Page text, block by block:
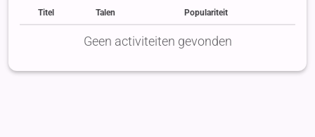
Status
Type
Titel
Talen
Labels
Populariteit
Geen activiteiten gevonden